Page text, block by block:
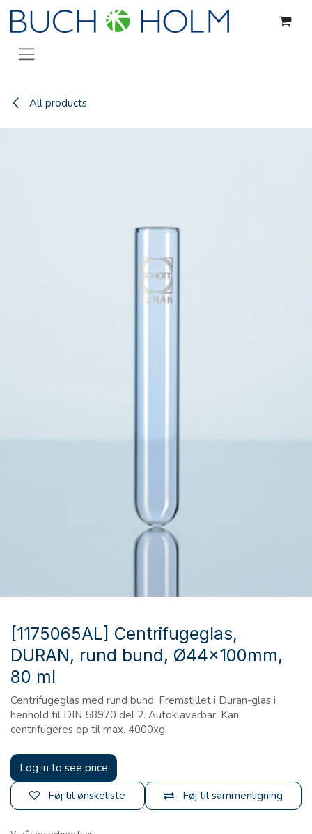
Gå til indhold
All products
[1175065AL] Centrifugeglas,
DURAN, rund bund, Ø44x100mm,
80 ml
Centrifugeglas med rund bund. Fremstillet i Duran-glas i
henhold til DIN 58970 del 2. Autoklaverbar. Kan
centrifugeres op til max. 4000xg.
Log in to see price
Føj til sammenligning
Føj til ønskeliste